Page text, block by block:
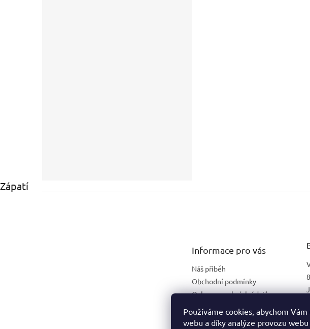
Používáme cookies, abychom
webu a díky analýze provozu
Zápatí
Informace pro vás
Náš příběh
Obchodní podmínky
Ochrana osobních údajů
Náhradní plnění pro firmy